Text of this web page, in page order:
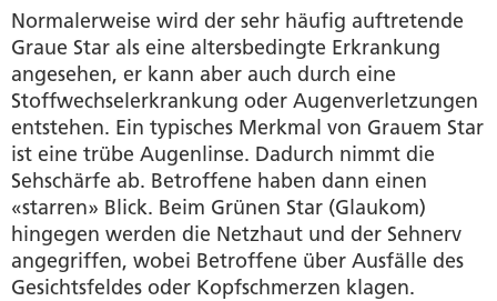
Normalerweise wird der sehr häufig auftretende
Graue Star als eine altersbedingte Erkrankung
angesehen, er kann aber auch durch eine
Stoffwechselerkrankung oder Augenverletzungen
entstehen. Ein typisches Merkmal von Grauem Star
ist eine trübe Augenlinse. Dadurch nimmt die
Sehschärfe ab. Betroffene haben dann einen
«starren» Blick. Beim Grünen Star (Glaukom)
hingegen werden die Netzhaut und der Sehnerv
angegriffen, wobei Betroffene über Ausfälle des
Gesichtsfeldes oder Kopfschmerzen klagen.